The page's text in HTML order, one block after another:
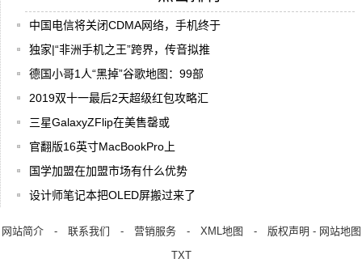
中国电信将关闭CDMA网络，手机终于
独家|“非洲手机之王”跨界，传音拟推
德国小哥1人“黑掉”谷歌地图：99部
2019双十一最后2天超级红包攻略汇
三星GalaxyZFlip在美售罄或
官翻版16英寸MacBookPro上
国学加盟在加盟市场有什么优势
设计师笔记本把OLED屏搬过来了
网站简介- 联系我们 - 营销服务- XML地图 - 版权声明 - 网站地图
TXT